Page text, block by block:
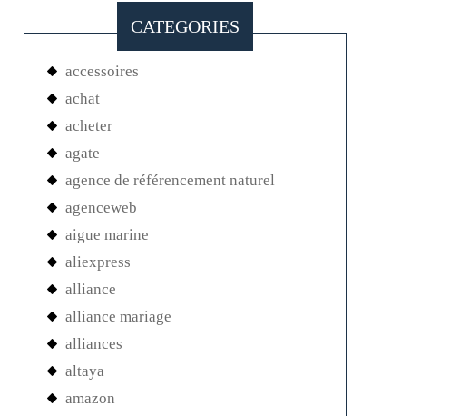
CATEGORIES
accessoires
achat
acheter
agate
agence de référencement naturel
agenceweb
aigue marine
aliexpress
alliance
alliance mariage
alliances
altaya
amazon